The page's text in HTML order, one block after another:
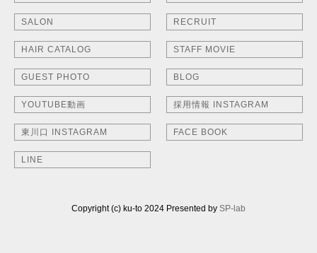
SALON RECRUIT
HAIR CATALOG STAFF MOVIE
GUEST PHOTO BLOG
YOUTUBE動画 採用情報 INSTAGRAM
東川口 INSTAGRAM FACE BOOK
LINE
Copyright (c) ku-to 2024 Presented by SP-lab